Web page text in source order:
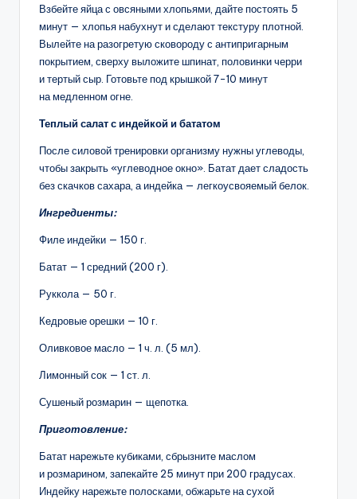
Взбейте яйца с овсяными хлопьями, дайте постоять 5
минут — хлопья набухнут и сделают текстуру плотной.
Вылейте на разогретую сковороду с антипригарным
покрытием, сверху выложите шпинат, половинки черри
и тертый сыр. Готовьте под крышкой 7-10 минут
на медленном огне.
Теплый салат с индейкой и бататом
После силовой тренировки организму нужны углеводы,
чтобы закрыть «углеводное окно». Батат дает сладость
без скачков сахара, а индейка — легкоусвояемый белок.
Ингредиенты:
Филе индейки — 150 г.
Батат — 1 средний (200 г).
Руккола — 50 г.
Кедровые орешки — 10 г.
Оливковое масло — 1 ч. л. (5 мл).
Лимонный сок — 1 ст. л.
Сушеный розмарин — щепотка.
Приготовление:
Батат нарежьте кубиками, сбрызните маслом
и розмарином, запекайте 25 минут при 200 градусах.
Индейку нарежьте полосками, обжарьте на сухой